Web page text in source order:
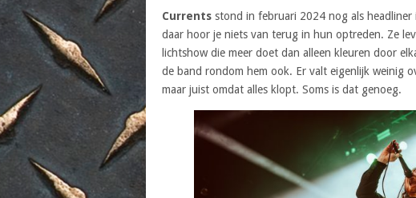
Currents stond in februari 2024 nog als
daar hoor je niets van terug in hun optreden. Ze
lichtshow die meer doet dan alleen kleuren door
de band rondom hem ook. Er valt eigenlijk weinig
maar juist omdat alles klopt. Soms is dat genoeg.